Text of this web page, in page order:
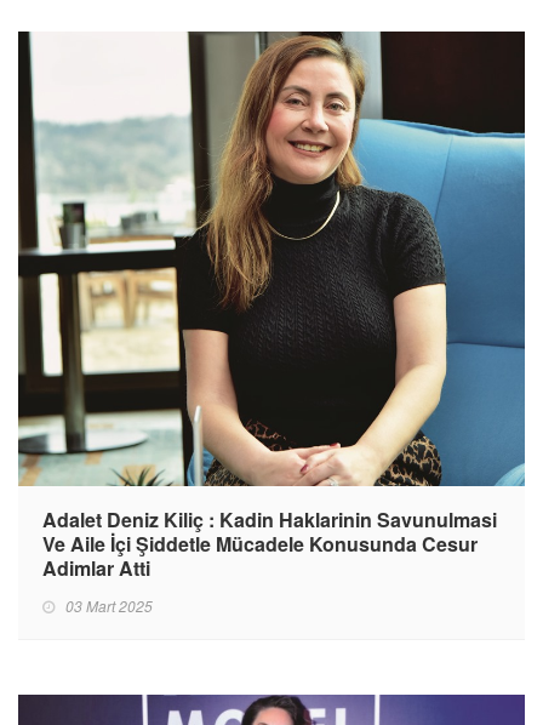
Adalet Deniz Kiliç : Kadin Haklarinin Savunulmasi
Ve Aile İçi Şiddetle Mücadele Konusunda Cesur
Adimlar Atti
03 Mart 2025